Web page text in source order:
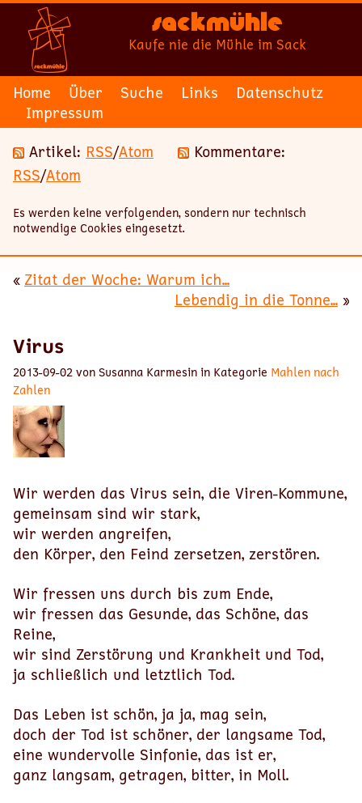
Sackmühle
Kaufe nie die Mühle im Sack
Home Über Suche Links
Datenschutz
Impressum
Artikel: RSS/Atom
Kommentare:
RSS/Atom
Es werden keine verfolgenden, sondern nur technisch
notwendige Cookies eingesetzt.
« Zitat der Woche: Warum ich...
Lebendig in die Tonne... »
Virus
2013-09-02 von Susanna Karmesin in Kategorie Mahlen nach
Zahlen
Wir werden das Virus sein, die Viren-Kommune,
gemeinsam sind wir stark,
wir werden angreifen,
den Körper, den Feind zersetzen, zerstören.
Wir fressen uns durch bis zum Ende,
wir fressen das Gesunde, das Schöne, das
Reine,
wir sind Zerstörung und Krankheit und Tod,
ja schließlich und letztlich Tod.
Das Leben ist schön, ja ja, mag sein,
doch der Tod ist schöner, der langsame Tod,
eine wundervolle Sinfonie, das ist er,
ganz langsam, getragen, bitter, in Moll.